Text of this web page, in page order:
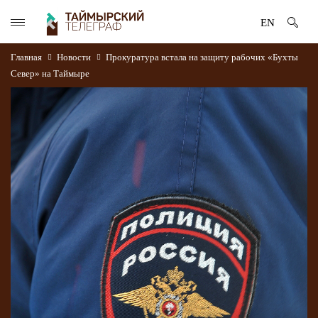
EN
Главная Новости
Прокуратура встала на защиту рабочих «Бухты
Север» на Таймыре